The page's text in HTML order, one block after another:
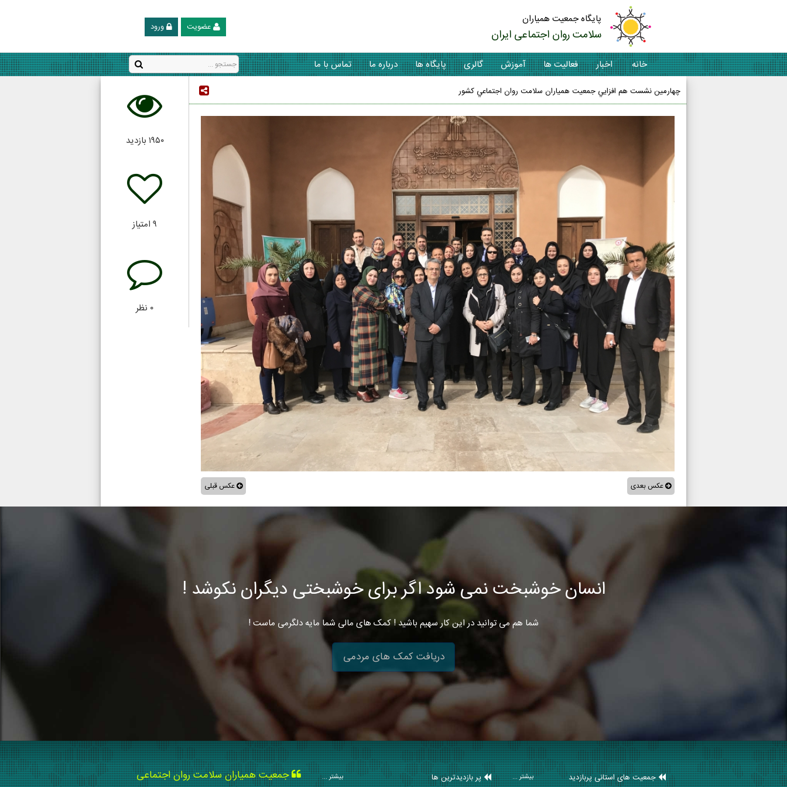
پایگاه جمعیت همیاران
سلامت روان اجتماعی ایران ورود عضویت
خانه اخبار فعالیت ها آموزش گالری پایگاه ها درباره ما تماس با ما
چهارمين نشست هم افزايي جمعيت همياران سلامت روان اجتماعي كشور
عکس قبلی عکس بعدی
۱۹۵۰ بازدید
۹ امتیاز
۰ نظر
انسان خوشبخت نمی شود اگر برای خوشبختی دیگران نکوشد !
شما هم می توانید در این کار سهیم باشید ! کمک های مالی شما مایه دلگرمی ماست !
دریافت کمک های مردمی
جمعیت های استانی پربازدید بیشتر ... پر بازدیدترین ها بیشتر ...
جمعیت همیاران سلامت روان اجتماعی